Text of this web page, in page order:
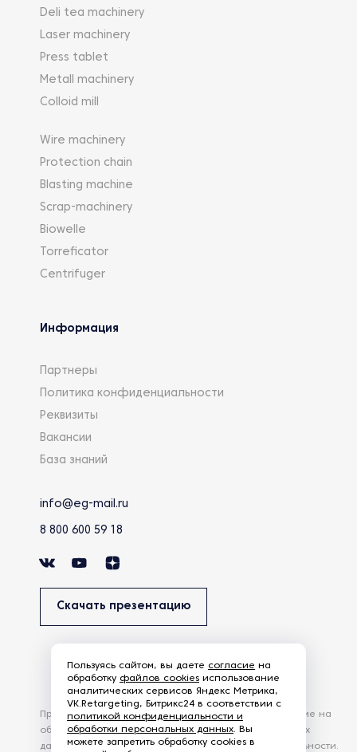
Deli tea machinery
Laser machinery
Press tablet
Metall machinery
Colloid mill
Wire machinery
Protection chain
Blasting machine
Scrap-machinery
Biowelle
Torreficator
Centrifuger
Информация
Партнеры
Политика конфиденциальности
Реквизиты
Вакансии
База знаний
info@eg-mail.ru
8 800 600 59 18
Скачать презентацию
Продолжая использовать наш сайт, вы даете согласие на
обработку файлов Cookies и других пользовательских
данных, в соответствии сПолитикой конфиденциальности.
Пользуясь сайтом, вы даете согласие на
обработку файлов cookies использование
аналитических сервисов Яндекс Метрика,
VK.Retargeting, Битрикс24 в соответствии с
политикой конфиденциальности и
обработки персональных данных. Вы
можете запретить обработку cookies в